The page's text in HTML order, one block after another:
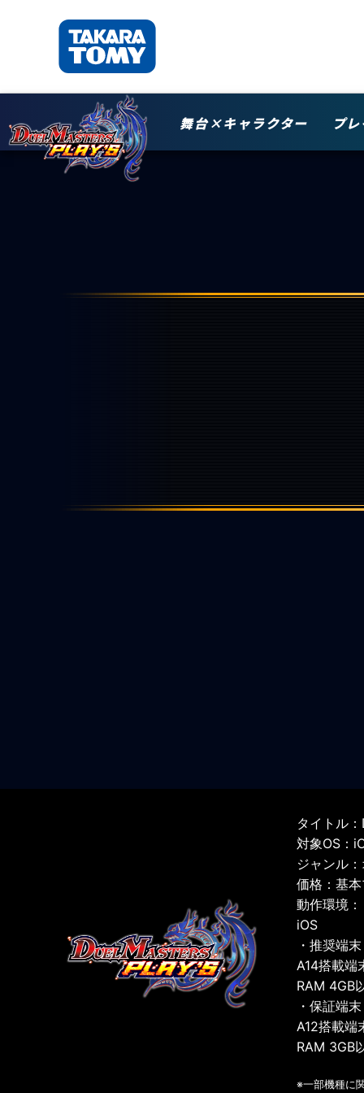
舞台×キャラクター プ
タイトル
対象OS：
ジャンル
価格：基本
動作環境：
iOS
・推奨端末
A14搭載端
RAM 4GB
・保証端末
A12搭載端
RAM 3GB
※一部機種に